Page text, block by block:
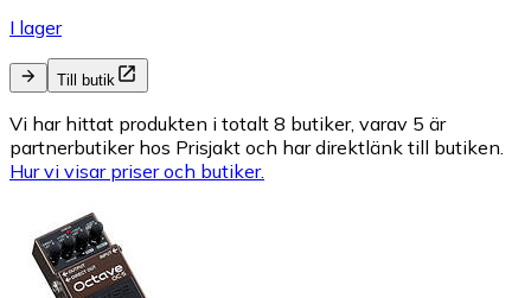
I lager
Till butik
Vi har hittat produkten i totalt 8 butiker, varav 5 är
partnerbutiker hos Prisjakt och har direktlänk till butiken.
Hur vi visar priser och butiker.